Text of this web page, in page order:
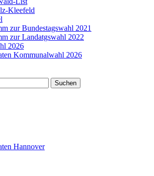
Kleefeld
zur Bundestagswahl 2021
zur Landatgswahl 2022
2026
Kommunalwahl 2026
Hannover